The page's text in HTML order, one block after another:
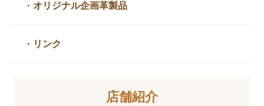
・ オリジナル企画革製品
・ リンク
店舗紹介